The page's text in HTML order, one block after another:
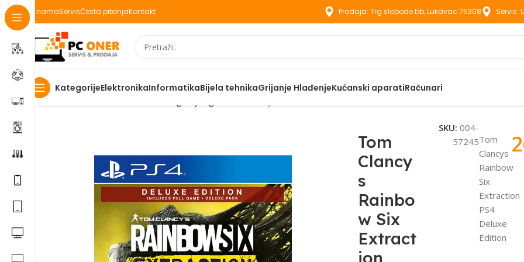
O namaServisČesta pitanjaKontakt Prodaja: Trg slobode bb, Lukavac 75308 Servis:
KategorijeElektronikaInformatikaBijela tehnikaGrijanje HlađenjeKućanski aparatiRačunari
Početna
Tom
Clancy
s
Rainbo
w Six
Extract
ion
SKU:004-
57245Tom
Clancys
Rainbow
Six
Extraction
PS4
Deluxe
Edition